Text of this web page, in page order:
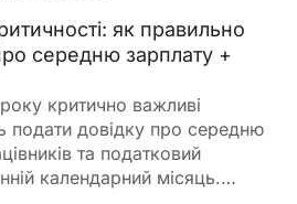
як правильно
середню зарплату +
критично важливі
подати довідку про середню
та податковий
календарний місяць.